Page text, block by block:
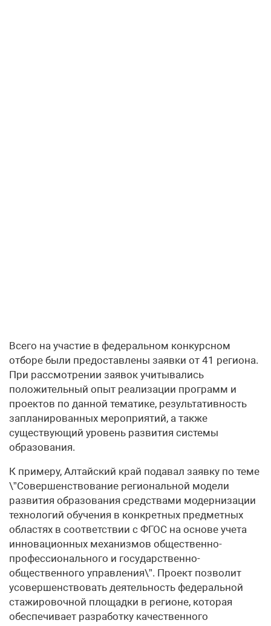
Всего на участие в федеральном конкурсном
отборе были предоставлены заявки от 41 региона.
При рассмотрении заявок учитывались
положительный опыт реализации программ и
проектов по данной тематике, результативность
запланированных мероприятий, а также
существующий уровень развития системы
образования.
К примеру, Алтайский край подавал заявку по теме
\”Совершенствование региональной модели
развития образования средствами модернизации
технологий обучения в конкретных предметных
областях в соответствии с ФГОС на основе учета
инновационных механизмов общественно-
профессионального и государственно-
общественного управления\”. Проект позволит
усовершенствовать деятельность федеральной
стажировочной площадки в регионе, которая
обеспечивает разработку качественного